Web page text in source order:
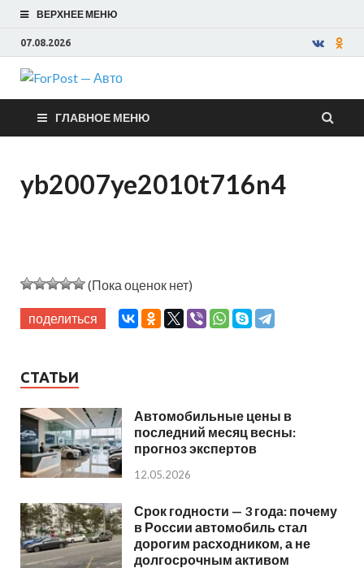
ВЕРХНЕЕ МЕНЮ
07.08.2026
ForPost —
Авто
ГЛАВНОЕ МЕНЮ
yb2007ye2010t716n4
(Пока оценок нет)
поделиться
СТАТЬИ
Автомобильные цены в
последний месяц весны:
прогноз экспертов
12.05.2026
Срок годности — 3 года: почему
в России автомобиль стал
дорогим расходником, а не
долгосрочным активом